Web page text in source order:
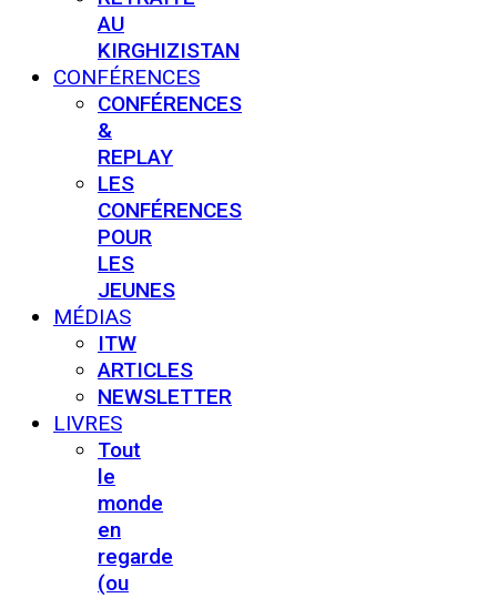
AU
KIRGHIZISTAN
CONFÉRENCES
CONFÉRENCES
&
REPLAY
LES
CONFÉRENCES
POUR
LES
JEUNES
MÉDIAS
ITW
ARTICLES
NEWSLETTER
LIVRES
Tout
le
monde
en
regarde
(ou